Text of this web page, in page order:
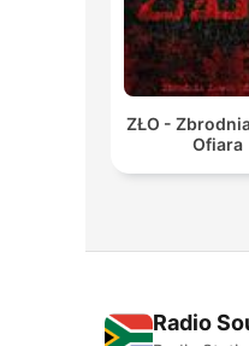
ZŁO -
Ofiara
Radio